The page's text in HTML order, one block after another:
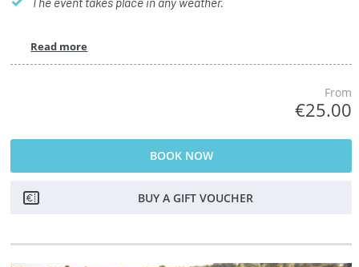
Read more
From
€25.00
BOOK NOW
BUY A GIFT VOUCHER